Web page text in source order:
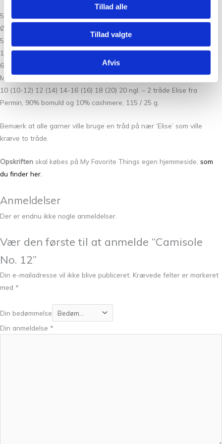
Tillad alle
Tillad valgte
Afvis
5 (6) 6 (7) 8 (8) 9 (10) 10 ngl. Vimmerby fra Nordic Yarn Lab, 70%
Økologisk Merino Uld og 30 % Alpaca, 112 m pr. 50 g.
5 (5-6) 6 (7) 7-8 (8) 9 (10) 10 ngl. Premium Cashmere fra Lang Yarns,
100% cashmere, 115 m / 25 g.
6 (7) 7 (8) 9 (9) 10 (11) 11 ngl. Double Sunday fra Sandnes, 100%
Merinould, 108 m / 50 g.
10 (10-12) 12 (14) 14-16 (16) 18 (20) 20 ngl. – 2 tråde Elise fra
Permin, 90% bomuld og 10% cashmere, 115 / 25 g.
Bemærk at alle garner ville bruge en tråd på nær ‘Elise’ som ville
kræve to tråde.
Opskriften skal købes på My Favorite Things egen hjemmeside, som
du finder her.
Anmeldelser
Der er endnu ikke nogle anmeldelser.
Vær den første til at anmelde “Camisole
No. 12”
Din e-mailadresse vil ikke blive publiceret. Krævede felter er markeret
med *
Din bedømmelse
Din anmeldelse *